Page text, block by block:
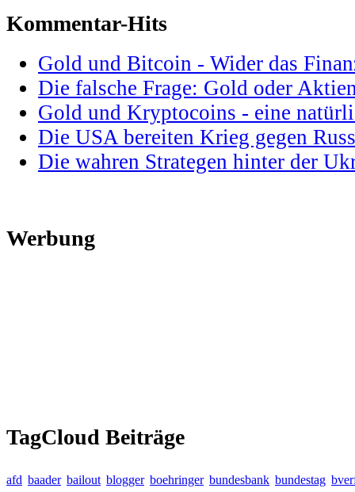
Kommentar-Hits
Gold und Bitcoin - Wider das
Die falsche Frage: Gold oder
Gold und Kryptocoins - eine
Die USA bereiten Krieg gegen
Die wahren Strategen hinter der
Werbung
TagCloud Beiträge
afd baader bailout blogger boehringer bundesbank bundestag